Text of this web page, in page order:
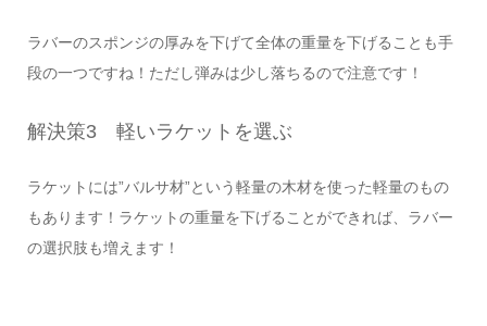
ラバーのスポンジの厚みを下げて全体の重量を下げることも手
段の一つですね！ただし弾みは少し落ちるので注意です！
解決策3 軽いラケットを選ぶ
ラケットには”バルサ材”という軽量の木材を使った軽量のもの
もあります！ラケットの重量を下げることができれば、ラバー
の選択肢も増えます！